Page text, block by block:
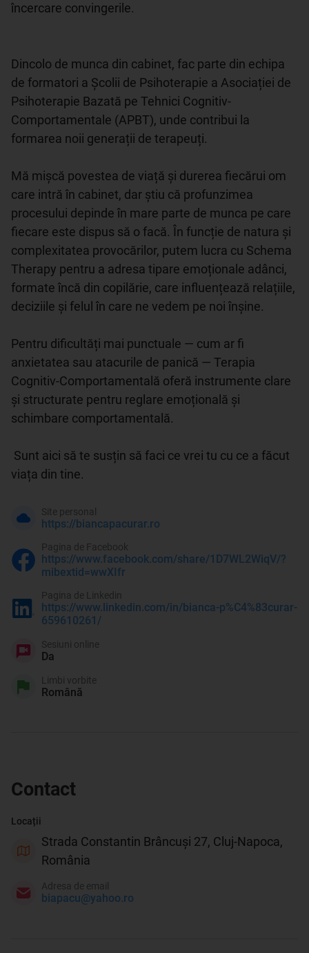
încercare convingerile.
Dincolo de munca din cabinet, fac parte din echipa
de formatori a Școlii de Psihoterapie a Asociației de
Psihoterapie Bazată pe Tehnici Cognitiv-
Comportamentale (APBT), unde contribui la
formarea noii generații de terapeuți.
Mă mișcă povestea de viață și durerea fiecărui om
care intră în cabinet, dar știu că profunzimea
procesului depinde în mare parte de munca pe care
fiecare este dispus să o facă. În funcție de natura și
complexitatea provocărilor, putem lucra cu Schema
Therapy pentru a adresa tipare emoționale adânci,
formate încă din copilărie, care influențează relațiile,
deciziile și felul în care ne vedem pe noi înșine.
Pentru dificultăți mai punctuale — cum ar fi
anxietatea sau atacurile de panică — Terapia
Cognitiv-Comportamentală oferă instrumente clare
și structurate pentru reglare emoțională și
schimbare comportamentală.
viața din tine.
https://biancapacurar.ro
Site personal
https://www.facebook.com/share/1D7WL2WiqV/?
mibextid=wwXIfr
Pagina de Facebook
https://www.linkedin.com/in/bianca-p%C4%83curar-
659610261/
Pagina de Linkedin
Da
Sesiuni online
Română
Limbi vorbite
Contact
Locații
Strada Constantin Brâncuși 27, Cluj-Napoca,
România
biapacu@yahoo.ro
Adresa de email